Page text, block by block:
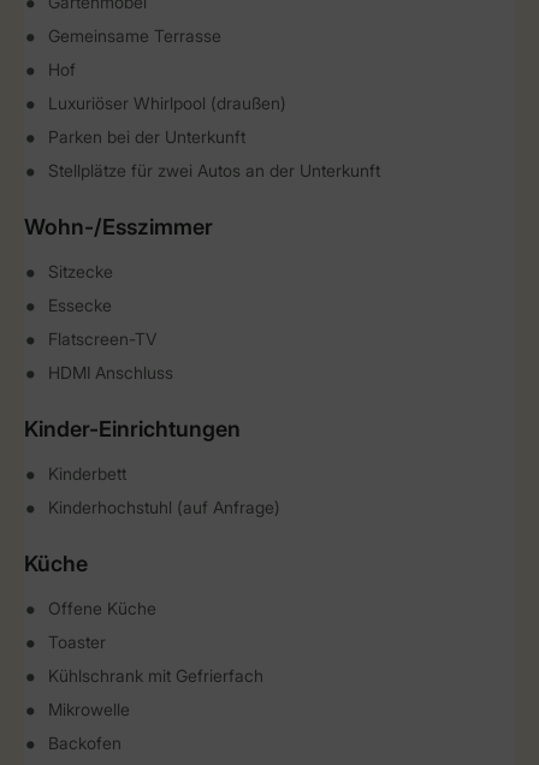
Gemeinsame Terrasse
Hof
Luxuriöser Whirlpool (draußen)
Parken bei der Unterkunft
Stellplätze für zwei Autos an der Unterkunft
Wohn-/Esszimmer
Sitzecke
Essecke
Flatscreen-TV
HDMI Anschluss
Kinder-Einrichtungen
Kinderbett
Kinderhochstuhl (auf Anfrage)
Küche
Offene Küche
Toaster
Kühlschrank mit Gefrierfach
Mikrowelle
Backofen